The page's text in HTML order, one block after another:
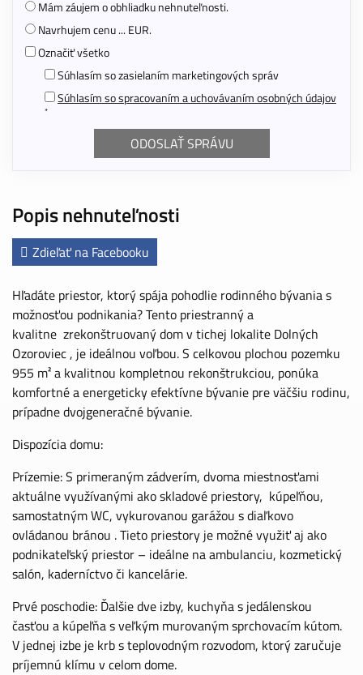
Popis nehnuteľnosti
Zdieľať na Facebooku
Hľadáte priestor, ktorý spája pohodlie rodinného bývania s
možnosťou podnikania? Tento priestranný a
kvalitne zrekonštruovaný dom v tichej lokalite Dolných
Ozoroviec , je ideálnou voľbou. S celkovou plochou pozemku
955 m² a kvalitnou kompletnou rekonštrukciou, ponúka
komfortné a energeticky efektívne bývanie pre väčšiu rodinu,
prípadne dvojgeneračné bývanie.
Dispozícia domu:
Prízemie: S primeraným zádverím, dvoma miestnosťami
aktuálne využívanými ako skladové priestory, kúpeľňou,
samostatným WC, vykurovanou garážou s diaľkovo
ovládanou bránou . Tieto priestory je možné využiť aj ako
podnikateľský priestor – ideálne na ambulanciu, kozmetický
salón, kaderníctvo či kancelárie.
Prvé poschodie: Ďalšie dve izby, kuchyňa s jedálenskou
časťou a kúpeľňa s veľkým murovaným sprchovacím kútom.
V jednej izbe je krb s teplovodným rozvodom, ktorý zaručuje
príjemnú klímu v celom dome.
Mám záujem o obhliadku nehnuteľnosti.
Navrhujem cenu ... EUR.
Označiť všetko
Súhlasím so zasielaním marketingových správ
Súhlasím so spracovaním a uchovávaním osobných údajov
*